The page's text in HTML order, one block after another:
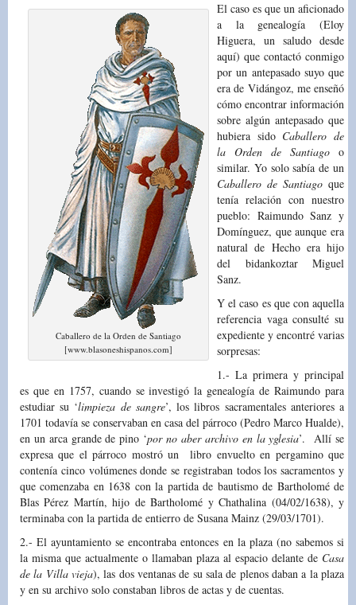
Caballero de la Orden de Santiago
[www.blasoneshispanos.com]
El caso es que un aficionado
a la genealogía (Eloy
Higuera, un saludo desde
aquí) que contactó conmigo
por un antepasado suyo que
era de Vidángoz, me enseñó
cómo encontrar información
sobre algún antepasado que
hubiera sido Caballero de
la Orden de Santiago o
similar. Yo solo sabía de un
Caballero de Santiago que
tenía relación con nuestro
pueblo: Raimundo Sanz y
Domínguez, que aunque era
natural de Hecho era hijo
del bidankoztar Miguel
Sanz.
Y el caso es que con aquella
referencia vaga consulté su
expediente y encontré varias
sorpresas:
1.- La primera y principal
es que en 1757, cuando se investigó la genealogía de Raimundo para
estudiar su ‘limpieza de sangre’, los libros sacramentales anteriores a
1701 todavía se conservaban en casa del párroco (Pedro Marco Hualde),
en un arca grande de pino ‘por no aber archivo en la yglesia’. Allí se
expresa que el párroco mostró un libro envuelto en pergamino que
contenía cinco volúmenes donde se registraban todos los sacramentos y
que comenzaba en 1638 con la partida de bautismo de Bartholomé de
Blas Pérez Martín, hijo de Bartholomé y Chathalina (04/02/1638), y
terminaba con la partida de entierro de Susana Mainz (29/03/1701).
2.- El ayuntamiento se encontraba entonces en la plaza (no sabemos si
la misma que actualmente o llamaban plaza al espacio delante de Casa
de la Villa vieja), las dos ventanas de su sala de plenos daban a la plaza
y en su archivo solo constaban libros de actas y de cuentas.